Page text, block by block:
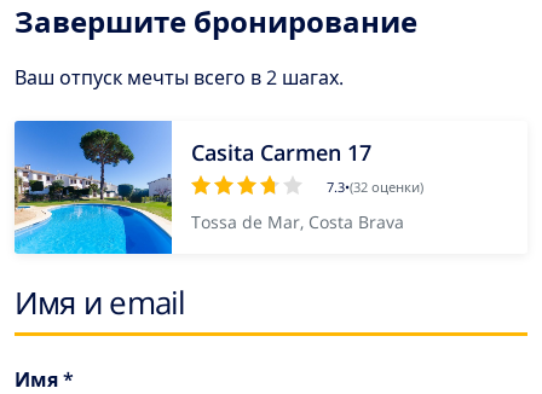
Завершите бронирование
Ваш отпуск мечты всего в 2 шагах.
Casita Carmen 17
7.3•(32 оценки)
Tossa de Mar, Costa Brava
Имя и email
Имя *